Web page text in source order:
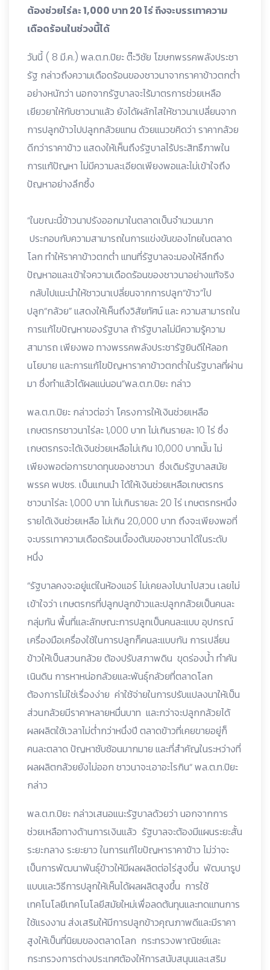
ต้องช่วยไร่ละ 1,000 บาท 20 ไร่ ถึงจะบรรเทาความ
เดือดร้อนในช่วงนี้ได้
วันนี้ ( 8 มี.ค.) พล.ต.ท.ปิยะ ต๊ะวิชัย โฆษกพรรคพลังประชา
รัฐ กล่าวถึงความเดือดร้อนของชาวนาจากราคาข้าวตกต่ำ
อย่างหนักว่า นอกจากรัฐบาลจะไร้มาตรการช่วยเหลือ
เยียวยาให้กับชาวนาแล้ว ยังได้ผลักไสให้ชาวนาเปลี่ยนจาก
การปลูกข้าวไปปลูกกล้วยแทน ด้วยแนวฃคิดว่า ราคากล้วย
ดีกว่าราคาข้าว แสดงให้เห็นถึงรัฐบาลไร้ประสิทธืภาพใน
การแก้ปัญหา ไม่มีความละเอียดเพียงพอและไม่เข้าใจถึง
ปัญหาอย่างลึกซึ้ง
“ในขณะนี้ข้าวนาปรังออกมาในตลาดเป็นจำนวนมาก
ประกอบกับความสามารถในการแข่งขันของไทยในตลาด
โลก ทำให้ราคาข้าวตกต่ำ แทนที่รัฐบาลจะมองให้ลึกถึง
ปัญหาอและเข้าใจความเดือดร้อนของชาวนาอย่างแท้จริง
กลับไปแนะนำให้ชาวนาเปลี่ยนจากการปลูก“ข้าว”ไป
ปลูก“กล้วย” แสดงให้เห็นถึงวิสัยทัศน์ และ ความสามารถใน
การแก้ไขปัญหาของรัฐบาล ถ้ารัฐบาลไม่มีความรู้ความ
สามารถ เพียงพอ ทางพรรคพลังประชารัฐยินดีให้ลอก
นโยบาย และการแก้ไขปัญหาราคาข้าวตกต่ำในรัฐบาลที่ผ่าน
มา ซึ่งทำแล้วได้ผลแน่นอน”พล.ต.ท.ปิยะ กล่าว
พล.ต.ท.ปิยะ กล่าวต่อว่า โครงการให้เงินช่วยเหลือ
เกษตรกรชาวนาไร่ละ 1,000 บาท ไม่เกินรายละ 10 ไร่ ซึ่ง
เกษตรกรจะได้เงินช่วยเหลือไม่เกิน 10,000 บาทนััน ไม่
เพียงพอต่อการขาดทุนของชาวนา ซึ่งเดิมรัฐบาลสมัย
พรรค พปชร. เป็นแกนนำ ได้ให้เงินช่วยเหลือเกษตรกร
ชาวนาไร่ละ 1,000 บาท ไม่เกินรายละ 20 ไร่ เกษตรกรหนึ่ง
รายได้เงินช่วยเหลือ ไม่เกิน 20,000 บาท ถึงจะเพียงพอที่
จะบรรเทาความเดือดร้อนเบื้องต้นของชาวนาได้ในระดับ
หนึ่ง
“รัฐบาลคงจะอยู่แต่ในห้องแอร์ ไม่เคยลงไปนาไปสวน เลยไม่
เข้าใจว่า เกษตรกรที่ปลูกปลูกข้าวและปลูกกล้วยเป็นคนละ
กลุ่มกัน พื้นที่และลักษณะการปลูกเป็นคนละแบบ อุปกรณ์
เครื่องมือเครื่องใช้ในการปลูกก็คนละแบบกัน การเปลี่ยน
ข้าวให้เป็นสวนกล้วย ต้องปรับสภาพดิน ขุดร่องน้ำ ทำคัน
เนินดิน การหาหน่อกลัวยและพันธุ์กลัวยที่ตลาดโลก
ต้องการไม่ใช่เรื่องง่าย ค่าใช้จ่ายในการปรับแปลงนาให้เป็น
ส่วนกล้วยมีราคาหลายหมื่นบาท และกว่าจะปลูกกล้วยได้
ผลผลิตใช้เวลาไม่ต่ำกว่าหนึ่งปี ตลาดข้าวที่เคยขายอยู่ก็
คนละตลาด ปัญหาซับซ้อนมากมาย และที่สำคัญในระหว่างที่
ผลผลิตกล้วยยังไม่ออก ชาวนาจะเอาอะไรกิน“ พล.ต.ท.ปิยะ
กล่าว
พล.ต.ท.ปิยะ กล่าวเสนอแนะรัฐบาลด้วยว่า นอกจากการ
ช่วยเหลือทางด้านการเงินแล้ว รัฐบาลจะต้องมีแผนระยะสั้น
ระยะกลาง ระยะยาว ในการแก้ไขปัญหาราคาข้าว ไม่ว่าจะ
เป็นการพัฒนาพันธุ์ข้าวให้มีผลผลิตต่อไร่สูงขึ้น พัฒนารูป
แบบและวิธีการปลูกให้เห็นได้ผลผลิตสูงขึ้น การใช้
เทคโนโลยีเทคโนโลยีสมัยใหม่เพื่อลดต้นทุนและทดแทนการ
ใช้แรงงาน ส่งเสริมให้มีการปลูกข้าวคุณภาพดีและมีราคา
สูงให้เป็นที่นิยมของตลาดโลก กระทรวงพาณิชย์และ
กระทรวงการต่างประเทศต้องให้การสนับสนุนและเสริม